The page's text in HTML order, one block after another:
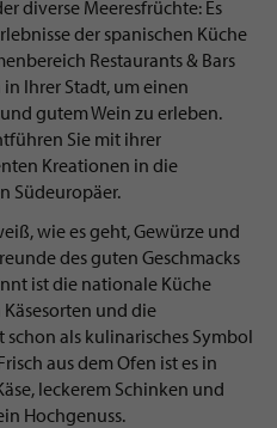
diverse Meeresfrüchte: Es
der spanischen Küche
Restaurants & Bars
Ihrer Stadt, um einen
gutem Wein zu erleben.
Sie mit ihrer
Kreationen in die
Südeuropäer.
wie es geht, Gewürze und
des guten Geschmacks
ist die nationale Küche
und die
als kulinarisches Symbol
aus dem Ofen ist es in
leckerem Schinken und
Hochgenuss.